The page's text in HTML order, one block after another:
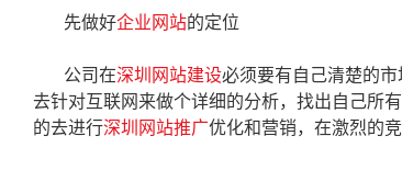
先做好企业网站的定位
公司在深圳网站建设必须要有自己清楚的
去针对互联网来做个详细的分析，找出自己所
的去进行深圳网站推广优化和营销，在激烈的